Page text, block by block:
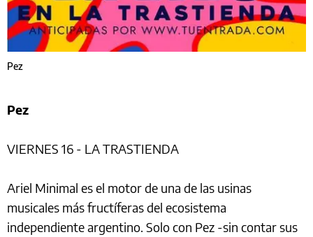
Pez
Pez
VIERNES 16 - LA TRASTIENDA
Ariel Minimal es el motor de una de las usinas
musicales más fructíferas del ecosistema
independiente argentino. Solo con Pez -sin contar sus